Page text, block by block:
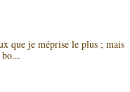
que je méprise le plus ; mais